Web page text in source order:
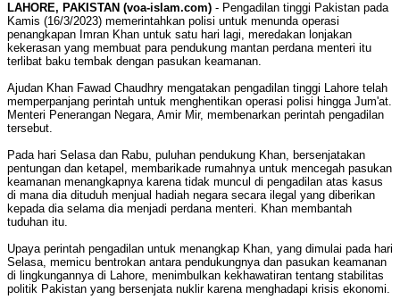
LAHORE, PAKISTAN (voa-islam.com) - Pengadilan tinggi Pakistan pada
Kamis (16/3/2023) memerintahkan polisi untuk menunda operasi
penangkapan Imran Khan untuk satu hari lagi, meredakan lonjakan
kekerasan yang membuat para pendukung mantan perdana menteri itu
terlibat baku tembak dengan pasukan keamanan.
Ajudan Khan Fawad Chaudhry mengatakan pengadilan tinggi Lahore telah
memperpanjang perintah untuk menghentikan operasi polisi hingga Jum'at.
Menteri Penerangan Negara, Amir Mir, membenarkan perintah pengadilan
tersebut.
Pada hari Selasa dan Rabu, puluhan pendukung Khan, bersenjatakan
pentungan dan ketapel, membarikade rumahnya untuk mencegah pasukan
keamanan menangkapnya karena tidak muncul di pengadilan atas kasus
di mana dia dituduh menjual hadiah negara secara ilegal yang diberikan
kepada dia selama dia menjadi perdana menteri. Khan membantah
tuduhan itu.
Upaya perintah pengadilan untuk menangkap Khan, yang dimulai pada hari
Selasa, memicu bentrokan antara pendukungnya dan pasukan keamanan
di lingkungannya di Lahore, menimbulkan kekhawatiran tentang stabilitas
politik Pakistan yang bersenjata nuklir karena menghadapi krisis ekonomi.